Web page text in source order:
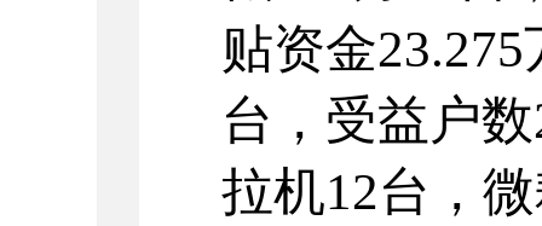
贴资金23.275
台，受益户数
拉机12台，